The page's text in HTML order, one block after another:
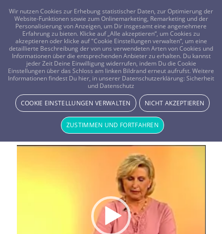
FRAGEN? KOSTENLOS ANRUFEN: 0800-8478266
TV-Beratung: Fluchtpunkt
Schuldenfalle
Live Beratung per Kartenlegen in derTV-Beratung:
Fluchtpunkt Schuldenfalle
Wir nutzen Cookies zur Erhebung statistischer Daten, zur Optimierung der
Website-Funktionen sowie zum Onlinemarketing, Remarketing und der
Personalisierung von Anzeigen, um Dir insgesamt eine angenehmere
Erfahrung zu bieten. Klicke auf „Alle akzeptieren“, um Cookies zu
akzeptieren oder klicke auf "Cookie Einstellungen verwalten“, um eine
detaillierte Beschreibung der von uns verwendeten Arten von Cookies und
Informationen über die entsprechenden Anbieter zu erhalten. Du kannst
jeder Zeit Deine Einwilligung widerrufen, indem Du die Cookie
Einstellungen über das Schloss am linken Bildrand erneut aufrufst. Weitere
Informationen findest Du hier, in unserer Datenschutzerklärung: Sicherheit
und Datenschutz
COOKIE EINSTELLUNGEN VERWALTEN NICHT AKZEPTIEREN
ZUSTIMMEN UND FORTFAHREN